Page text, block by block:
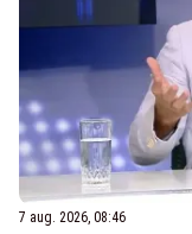
7 aug. 2026, 08:46